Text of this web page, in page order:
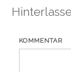
KOMMENTAR